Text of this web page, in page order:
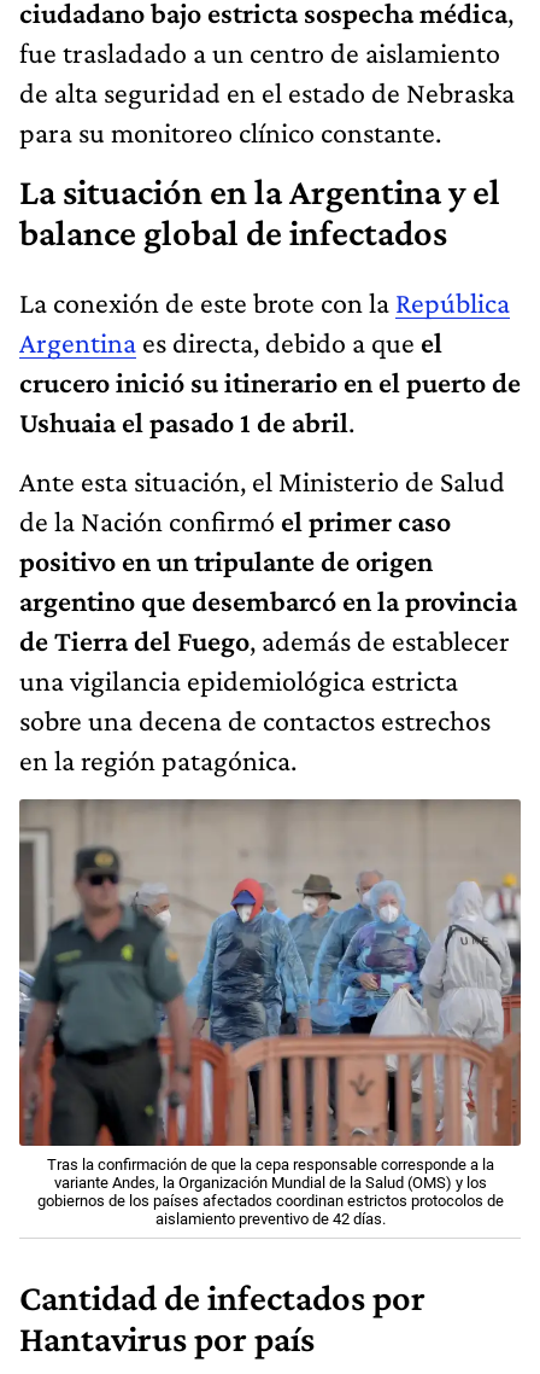
ciudadano bajo estricta sospecha médica,
fue trasladado a un centro de aislamiento
de alta seguridad en el estado de Nebraska
para su monitoreo clínico constante.
La situación en la Argentina y el
balance global de infectados
La conexión de este brote con la República
Argentina es directa, debido a que el
crucero inició su itinerario en el puerto de
Ushuaia el pasado 1 de abril.
Ante esta situación, el Ministerio de Salud
de la Nación confirmó el primer caso
positivo en un tripulante de origen
argentino que desembarcó en la provincia
de Tierra del Fuego, además de establecer
una vigilancia epidemiológica estricta
sobre una decena de contactos estrechos
en la región patagónica.
Tras la confirmación de que la cepa responsable corresponde a la
variante Andes, la Organización Mundial de la Salud (OMS) y los
gobiernos de los países afectados coordinan estrictos protocolos de
aislamiento preventivo de 42 días.
Cantidad de infectados por
Hantavirus por país